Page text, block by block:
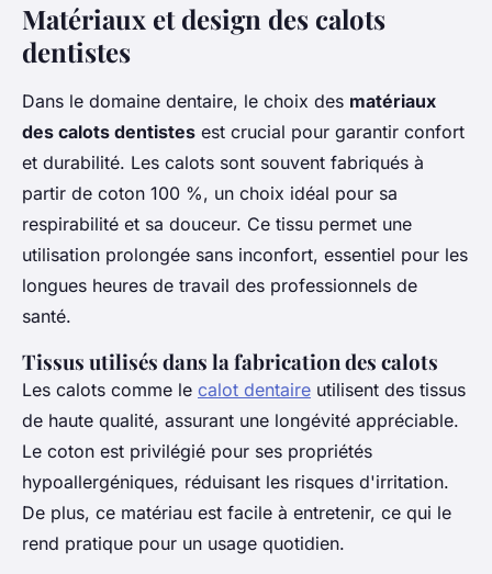
Matériaux et design des calots
dentistes
Dans le domaine dentaire, le choix des matériaux
des calots dentistes est crucial pour garantir confort
et durabilité. Les calots sont souvent fabriqués à
partir de coton 100 %, un choix idéal pour sa
respirabilité et sa douceur. Ce tissu permet une
utilisation prolongée sans inconfort, essentiel pour les
longues heures de travail des professionnels de
santé.
Tissus utilisés dans la fabrication des calots
Les calots comme le calot dentaire utilisent des tissus
de haute qualité, assurant une longévité appréciable.
Le coton est privilégié pour ses propriétés
hypoallergéniques, réduisant les risques d'irritation.
De plus, ce matériau est facile à entretenir, ce qui le
rend pratique pour un usage quotidien.